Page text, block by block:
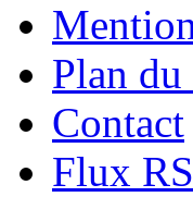
Plan du
Contact
Flux